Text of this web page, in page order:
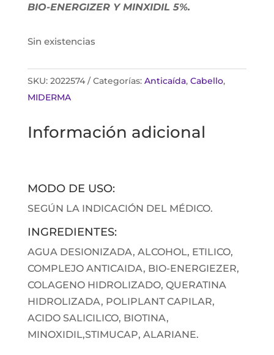
BIO-ENERGIZER Y MINXIDIL 5%.
Sin existencias
SKU: 2022574 Categorías: Anticaída, Cabello,
MIDERMA
Información adicional
MODO DE USO:
SEGÚN LA INDICACIÓN DEL MÉDICO.
INGREDIENTES:
AGUA DESIONIZADA, ALCOHOL, ETILICO,
COMPLEJO ANTICAIDA, BIO-ENERGIEZER,
COLAGENO HIDROLIZADO, QUERATINA
HIDROLIZADA, POLIPLANT CAPILAR,
ACIDO SALICILICO, BIOTINA,
MINOXIDIL,STIMUCAP, ALARIANE.